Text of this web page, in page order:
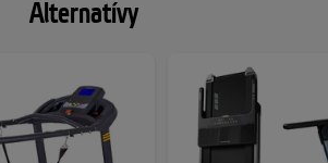
Alternatívy